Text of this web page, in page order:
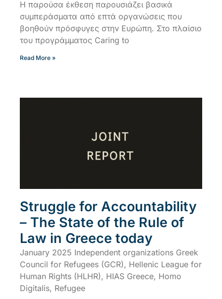
Η παρούσα έκθεση παρουσιάζει βασικά
συμπεράσματα από επτά οργανώσεις που
βοηθούν πρόσφυγες στην Ευρώπη. Στο πλαίσιο
του προγράμματος Caring to
Read More »
Struggle for Accountability
– The State of the Rule of
Law in Greece today
January 2025 Independent organizations Greek
Council for Refugees (GCR), Hellenic League for
Human Rights (HLHR), HIAS Greece, Homo
Digitalis, Refugee